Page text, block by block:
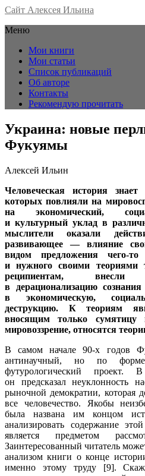
Сайт Алексея Ильина
Меню
Мои книги
Мои статьи
Список публикаций
Об авторе
Контакты
Рекомендую прочитать
Украина: новые
Фукуямы
Алексей Ильин
Человеческая история
которых повлияли на
на экономический,
и культурный уклад в
мыслители оказали
развивающее — влияние
видом предложения чего-
и нужного своими теориями
реципиентам,
в дерационализацию
в экономическую,
деструкцию. К теориям
вносящим только
мировоззрение, относятся
В самом начале 90-х годов
антинаучный, но по форме
футурологический
он предсказал неуклонность
рыночной демократии, которая
все человечество. Якобы
была названа им концом
анализировать содержание
является предметом
Заинтересованный читатель
анализом книги о конце
именно этому труду [9].